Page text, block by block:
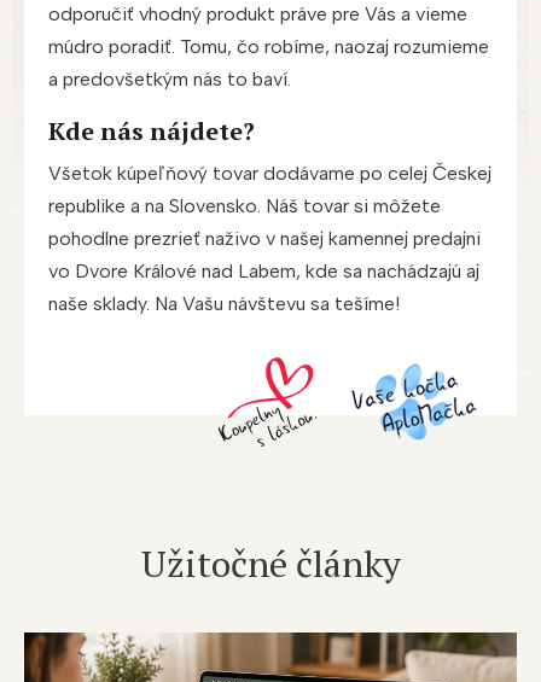
odporučiť vhodný produkt práve pre Vás a vieme
múdro poradiť. Tomu, čo robíme, naozaj rozumieme
a predovšetkým nás to baví.
Kde nás nájdete?
Všetok kúpeľňový tovar dodávame po celej Českej
republike a na Slovensko. Náš tovar si môžete
pohodlne prezrieť naživo v našej kamennej predajni
vo Dvore Králové nad Labem, kde sa nachádzajú aj
naše sklady. Na Vašu návštevu sa tešíme!
Užitočné články